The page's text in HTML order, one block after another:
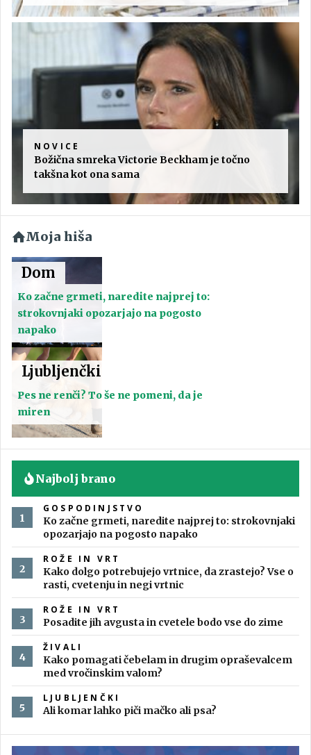
NOVICE
Božična smreka Victorie Beckham je točno
takšna kot ona sama
Moja hiša
Dom
Ko začne grmeti, naredite najprej to:
strokovnjaki opozarjajo na pogosto
napako
Ljubljenčki
Pes ne renči? To še ne pomeni, da je
miren
Najbolj brano
GOSPODINJSTVO
Ko začne grmeti, naredite najprej to: strokovnjaki
opozarjajo na pogosto napako
ROŽE IN VRT
Kako dolgo potrebujejo vrtnice, da zrastejo? Vse o
rasti, cvetenju in negi vrtnic
ROŽE IN VRT
Posadite jih avgusta in cvetele bodo vse do zime
ŽIVALI
Kako pomagati čebelam in drugim opraševalcem
med vročinskim valom?
LJUBLJENČKI
Ali komar lahko piči mačko ali psa?